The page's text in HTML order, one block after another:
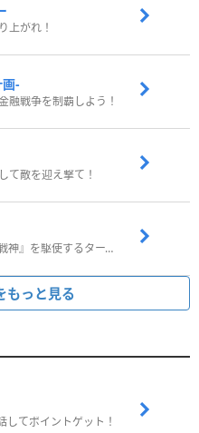
上がれ！
-
融戦争を制覇しよう！
て敵を迎え撃て！
武器の『アビリティ』と『戦神』を駆使するターン制コマンドバトルRPG！
もっと見る
してポイントゲット！